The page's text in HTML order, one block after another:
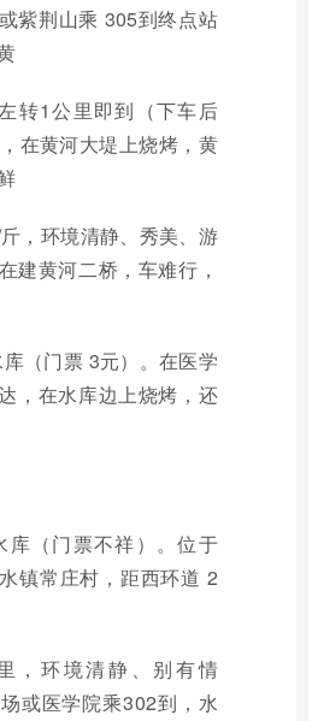
紫荆山乘 305到终点站
转1公里即到（下车后
在黄河大堤上烧烤，黄
，环境清静、秀美、游
建黄河二桥，车难行，
（门票 3元）。在医学
，在水库边上烧烤，还
库（门票不祥）。位于
镇常庄村，距西环道 2
，环境清静、别有情
或医学院乘302到，水